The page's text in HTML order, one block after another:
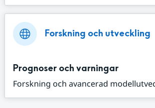
Forskning och utveckling
Prognoser och varningar
Forskning och avancerad